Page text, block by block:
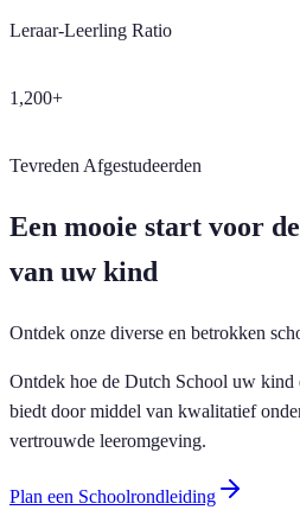
Leraar-Leerling Ratio
1,200+
Tevreden Afgestudeerden
Een mooie start voor
van uw kind
Ontdek onze diverse en betrokken
Ontdek hoe de Dutch School uw kind
biedt door middel van kwalitatief
vertrouwde leeromgeving.
Plan een Schoolrondleiding